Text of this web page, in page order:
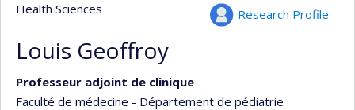
Research Profile
Health Sciences
Louis Geoffroy
Professeur adjoint de clinique
Faculté de médecine - Département de pédiatrie